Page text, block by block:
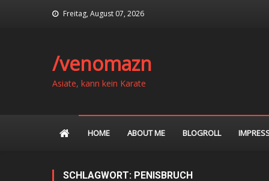
Freitag, August 07, 2026
/venomazn
Asiate, kann kein Karate
HOME ABOUT ME BLOGROLL
SCHLAGWORT: PENISBRUCH